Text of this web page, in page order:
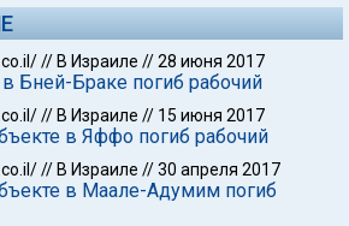
// В Израиле //28 июня 2017
Бней-Браке погиб рабочий
// В Израиле // 15 июня 2017
в Яффо погиб рабочий
// В Израиле //30 апреля 2017
в Маале-Адумим погиб